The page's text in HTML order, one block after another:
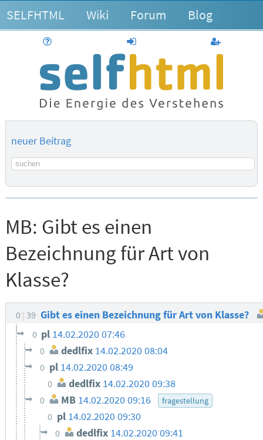
SELFHTML Wiki Forum Blog
anmelden
neuer Beitrag
Suchbegriff
MB: Gibt es einen
Bezeichnung für Art von
Klasse?
0 39 Gibt es einen Bezeichnung für Art von Klasse?
0 pl 14.02.2020 07:46
0 dedlfix 14.02.2020 08:04
0 pl 14.02.2020 08:49
0 dedlfix 14.02.2020 09:38
0 MB 14.02.2020 09:16 fragestellung
0 pl 14.02.2020 09:30
0 dedlfix 14.02.2020 09:41